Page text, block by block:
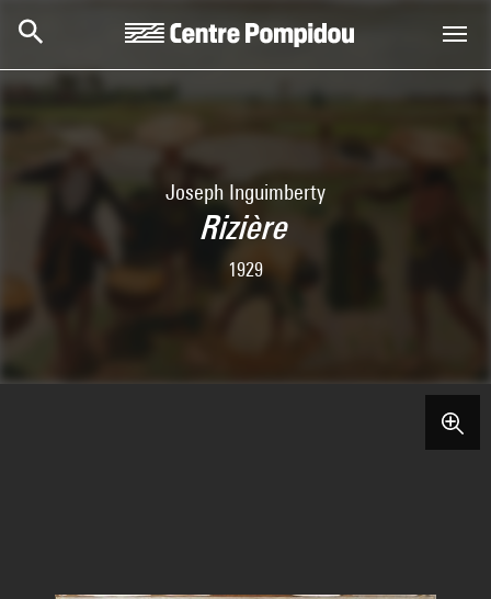
Joseph Inguimberty
Rizière
1929